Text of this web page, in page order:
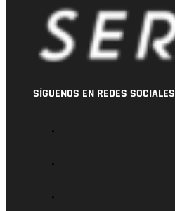
SÍGUENOS EN REDES SOCIALES